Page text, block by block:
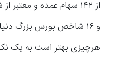
از ۱۴۲ سهام عمده و
و ۱۶ شاخص بورس بزرگ
هرچیزی بهتر است به یک